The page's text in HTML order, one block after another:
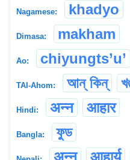
Nagamese: khadyo
Dimasa: makham
Ao: chiyungts’u’
TAI-Ahom: আন্ কিন্
Hindi: अन्न आहार
Bangla: ফুড
अन्न आहार्य